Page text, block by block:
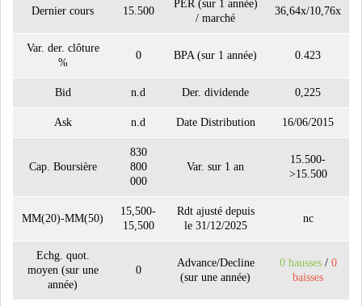
LE CMF ET LA BANQUE DE
OFFICEPLAST CHERCHE DEUX
ENGAGEMENT AUPRÈS DES...
COTATION ET ANALYSES
Dernier cours 15.500
PER (sur 1 année)
/ marché
36,64x/10,76x
Var. der. clôture
%
0 BPA (sur 1 année) 0.423
Bid n.d Der. dividende 0,225
Ask n.d Date Distribution 16/06/2015
Cap. Boursière
830
800
000
Var. sur 1 an
15.500-
>15.500
MM(20)-MM(50)
15,500-
15,500
Rdt ajusté depuis
le 31/12/2025
nc
Echg. quot.
moyen (sur une
année)
0
Advance/Decline
(sur une année)
0 hausses/ 0
baisses